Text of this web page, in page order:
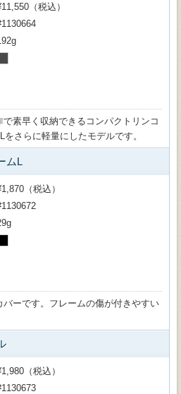
（税込）
素早く収納できるコンパクトリンコ
さらに軽量にしたモデルです。
ムL
（税込）
ーです。フレームの傷が付きやすい
（税込）